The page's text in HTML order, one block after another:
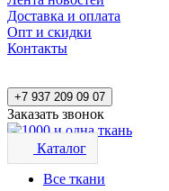
Доставка и оплата
Опт и скидки
Контакты
+7 937 209 09 07
Заказать звонок
Каталог
Все ткани